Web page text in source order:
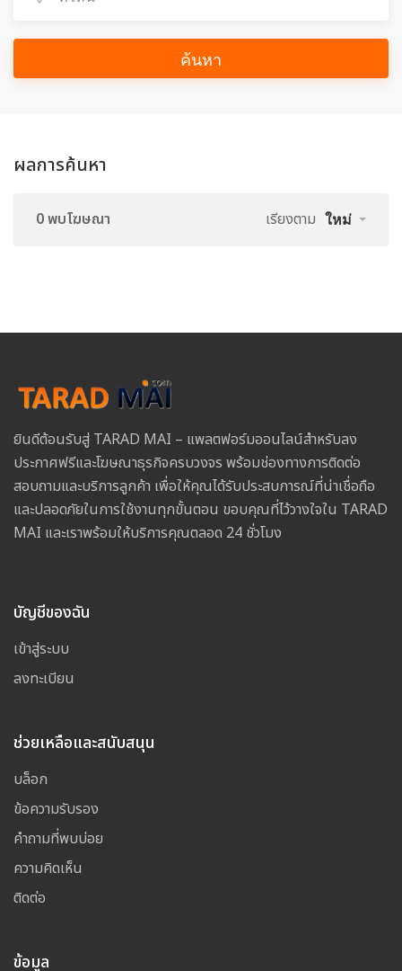
ค้นหา
ผลการค้นหา
0 พบโฆษณา เรียงตาม ใหม่
ยินดีต้อนรับสู่ TARAD MAI – แพลตฟอร์มออนไลน์สำหรับลง
ประกาศฟรีและโฆษณาธุรกิจครบวงจร พร้อมช่องทางการติดต่อ
สอบถามและบริการลูกค้า เพื่อให้คุณได้รับประสบการณ์ที่น่าเชื่อถือ
และปลอดภัยในการใช้งานทุกขั้นตอน ขอบคุณที่ไว้วางใจใน TARAD
MAI และเราพร้อมให้บริการคุณตลอด 24 ชั่วโมง
บัญชีของฉัน
เข้าสู่ระบบ
ลงทะเบียน
ช่วยเหลือและสนับสนุน
บล็อก
ข้อความรับรอง
คำถามที่พบบ่อย
ความคิดเห็น
ติดต่อ
ข้อมูล